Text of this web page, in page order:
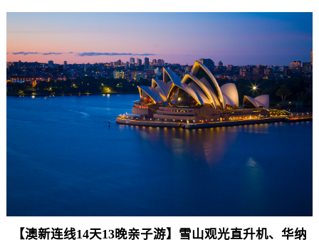
【澳新连线14天13晚亲子游】雪山观光直升机、华纳